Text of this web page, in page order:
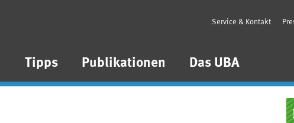
Tipps Publikationen Das UBA
Service & Kontakt